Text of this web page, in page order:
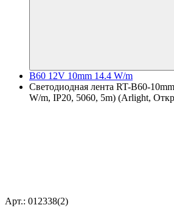
B60 12V 10mm 14.4 W/m
Светодиодная лента RT-B60-
W/m, IP20, 5060, 5m) (Arlight,
Арт.: 012338(2)